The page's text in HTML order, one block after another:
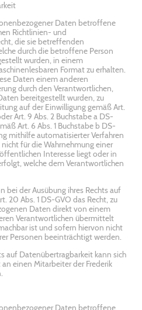
Daten betroffene
Richtlinien- und
die sie betreffenden
durch die betroffene Person
wurden, in einem
Format zu erhalten.
Daten einem anderen
durch den Verantwortlichen,
bereitgestellt wurden, zu
auf der Einwilligung gemäß Art.
Art. 9 Abs. 2 Buchstabe a DS-
Art. 6 Abs. 1 Buchstabe b DS-
mithilfe automatisierter Verfahren
für die Wahrnehmung einer
Interesse liegt oder in
welche dem Verantwortlichen
bei der Ausübung ihres Rechts auf
20 Abs. 1 DS-GVO das Recht, zu
Daten direkt von einem
Verantwortlichen übermittelt
ist und sofern hiervon nicht
Personen beeinträchtigt werden.
auf Datenübertragbarkeit kann sich
einen Mitarbeiter der Frederik
Daten betroffene